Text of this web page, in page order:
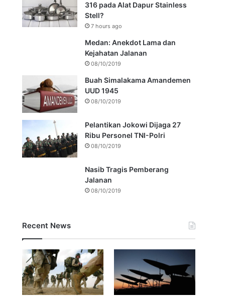
316 pada Alat Dapur Stainless
Stell?
7 hours ago
Medan: Anekdot Lama dan
Kejahatan Jalanan
08/10/2019
Buah Simalakama Amandemen
UUD 1945
08/10/2019
Pelantikan Jokowi Dijaga 27
Ribu Personel TNI-Polri
08/10/2019
Nasib Tragis Pemberang
Jalanan
08/10/2019
Recent News